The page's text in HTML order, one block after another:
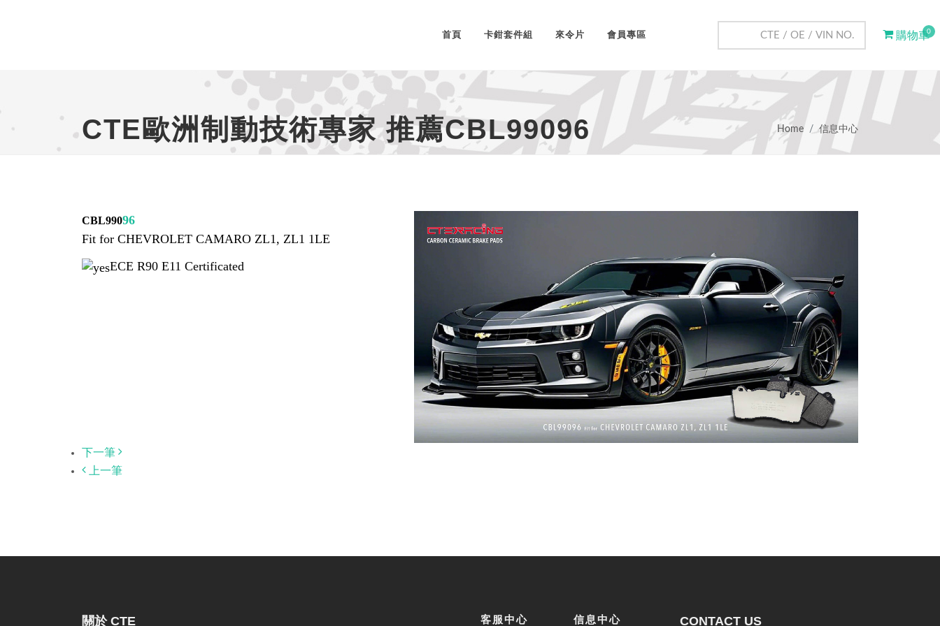
購物車0
首頁 卡鉗套件組 來令片 會員專區
CTE歐洲制動技術專家 推薦CBL99096 Home 信息中心
CBL99096
Fit for CHEVROLET CAMARO ZL1, ZL1 1LE
ECE R90 E11 Certificated
下一筆
上一筆
關於 CTE 客服中心 信息中心 CONTACT US